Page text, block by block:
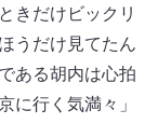
きだけビックリ
うだけ見てたん
ある胡内は心拍
に行く気満々」